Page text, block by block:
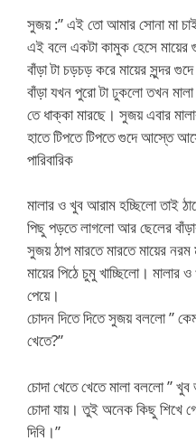
সুজয় :” এই তো আমার সোনা মা
এই বলে একটা কামুক হেসে
বাঁড়া টা চড়চড় করে মায়ের সুন্দর
বাঁড়া যখন পুরো টা ঢুকলো তখন
তে ধাক্কা মারছে। সুজয় এবার
হাতে টিপতে টিপতে গুদে আস্তে
পারিবারিক
মালার ও খুব আরাম হচ্ছিলো তাই
পিছু পড়তে লাগলো আর ছেলের
সুজয় ঠাপ মারতে মারতে মায়ের
মায়ের পিঠে চুমু খাচ্ছিলো। মালার
পেয়ে।
চোদন দিতে দিতে সুজয় বললো ”
খেতে?”
চোদা খেতে খেতে মালা বললো ”
চোদা যায়। তুই অনেক কিছু শিখে
দিবি।”